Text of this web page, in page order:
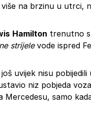
na brzinu u utrci,
Hamilton trenutno
strijele vode ispred
uvijek nisu
niz pobjeda
Mercedesu, samo